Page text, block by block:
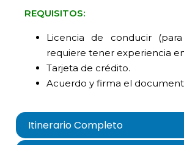
Itinerario Completo
REQUISITOS:
Licencia de conducir
requiere tener experiencia
Tarjeta de crédito.
Acuerdo y firma el